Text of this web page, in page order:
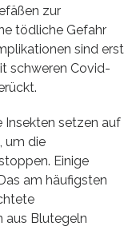
zur
tödliche Gefahr
sind erst
schweren Covid-
Insekten setzen auf
um die
Einige
am häufigsten
aus Blutegeln